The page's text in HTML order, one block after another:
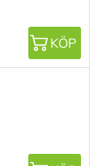
KÖP